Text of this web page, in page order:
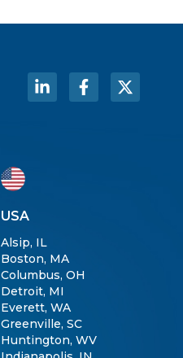
USA
Alsip, IL
Boston, MA
Columbus, OH
Detroit, MI
Everett, WA
Greenville, SC
Huntington, WV